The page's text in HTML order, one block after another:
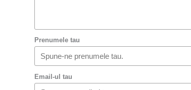
Prenumele tau
Email-ul tau